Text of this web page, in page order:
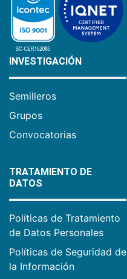
INVESTIGACIÓN
Semilleros
Grupos
Convocatorias
TRATAMIENTO DE
DATOS
Políticas de Tratamiento
de Datos Personales
Políticas de Seguridad de
la Información